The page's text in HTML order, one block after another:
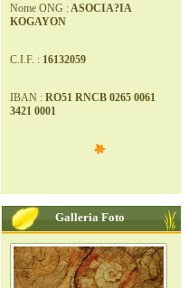
Nome ONG : ASOCIA?IA
KOGAYON
C.I.F. : 16132059
IBAN : RO51 RNCB 0265 0061
3421 0001
Galleria Foto